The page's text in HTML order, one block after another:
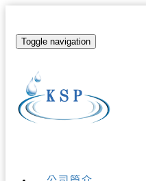
Toggle navigation